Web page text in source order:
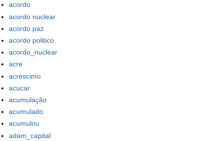
acordo
acordo nuclear
acordo paz
acordo politico
acordo_nuclear
acre
acréscimo
acucar
acumulação
acumulado
acumulou
adam_capital